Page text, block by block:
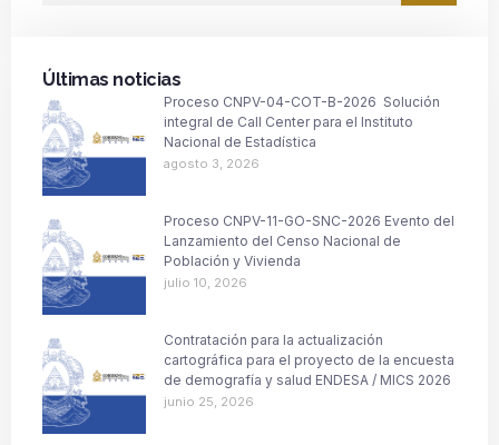
Últimas noticias
Proceso CNPV-04-COT-B-2026 Solución
integral de Call Center para el Instituto
Nacional de Estadística
agosto 3, 2026
Proceso CNPV-11-GO-SNC-2026 Evento del
Lanzamiento del Censo Nacional de
Población y Vivienda
julio 10, 2026
Contratación para la actualización
cartográfica para el proyecto de la encuesta
de demografía y salud ENDESA / MICS 2026
junio 25, 2026